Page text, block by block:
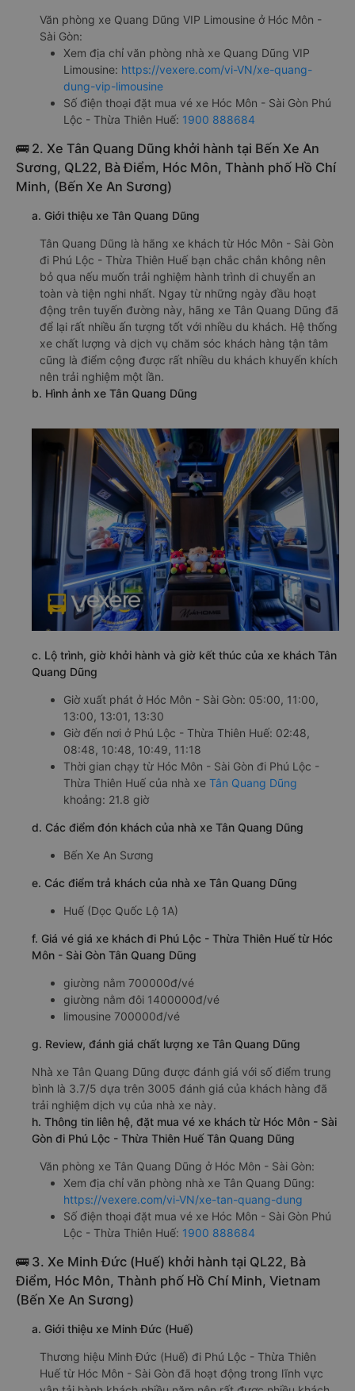
Văn phòng xe Quang Dũng VIP Limousine ở Hóc Môn -
Sài Gòn:
Xem địa chỉ văn phòng nhà xe Quang Dũng VIP
Limousine: https://vexere.com/vi-VN/xe-quang-
dung-vip-limousine
Số điện thoại đặt mua vé xe Hóc Môn - Sài Gòn Phú
Lộc - Thừa Thiên Huế: 1900 888684
🚌 2. Xe Tân Quang Dũng khởi hành tại Bến Xe An
Sương, QL22, Bà Điểm, Hóc Môn, Thành phố Hồ Chí
Minh, (Bến Xe An Sương)
a. Giới thiệu xe Tân Quang Dũng
Tân Quang Dũng là hãng xe khách từ Hóc Môn - Sài Gòn
đi Phú Lộc - Thừa Thiên Huế bạn chắc chắn không nên
bỏ qua nếu muốn trải nghiệm hành trình di chuyển an
toàn và tiện nghi nhất. Ngay từ những ngày đầu hoạt
động trên tuyến đường này, hãng xe Tân Quang Dũng đã
để lại rất nhiều ấn tượng tốt với nhiều du khách. Hệ thống
xe chất lượng và dịch vụ chăm sóc khách hàng tận tâm
cũng là điểm cộng được rất nhiều du khách khuyến khích
nên trải nghiệm một lần.
b. Hình ảnh xe Tân Quang Dũng
c. Lộ trình, giờ khởi hành và giờ kết thúc của xe khách Tân
Quang Dũng
Giờ xuất phát ở Hóc Môn - Sài Gòn: 05:00, 11:00,
13:00, 13:01, 13:30
Giờ đến nơi ở Phú Lộc - Thừa Thiên Huế: 02:48,
08:48, 10:48, 10:49, 11:18
Thời gian chạy từ Hóc Môn - Sài Gòn đi Phú Lộc -
Thừa Thiên Huế của nhà xe Tân Quang Dũng
khoảng: 21.8 giờ
d. Các điểm đón khách của nhà xe Tân Quang Dũng
Bến Xe An Sương
e. Các điểm trả khách của nhà xe Tân Quang Dũng
Huế (Dọc Quốc Lộ 1A)
f. Giá vé giá xe khách đi Phú Lộc - Thừa Thiên Huế từ Hóc
Môn - Sài Gòn Tân Quang Dũng
giường nằm 700000đ/vé
giường nằm đôi 1400000đ/vé
limousine 700000đ/vé
g. Review, đánh giá chất lượng xe Tân Quang Dũng
Nhà xe Tân Quang Dũng được đánh giá với số điểm trung
bình là 3.7/5 dựa trên 3005 đánh giá của khách hàng đã
trải nghiệm dịch vụ của nhà xe này.
h. Thông tin liên hệ, đặt mua vé xe khách từ Hóc Môn - Sài
Gòn đi Phú Lộc - Thừa Thiên Huế Tân Quang Dũng
Văn phòng xe Tân Quang Dũng ở Hóc Môn - Sài Gòn:
Xem địa chỉ văn phòng nhà xe Tân Quang Dũng:
https://vexere.com/vi-VN/xe-tan-quang-dung
Số điện thoại đặt mua vé xe Hóc Môn - Sài Gòn Phú
Lộc - Thừa Thiên Huế: 1900 888684
🚌 3. Xe Minh Đức (Huế) khởi hành tại QL22, Bà
Điểm, Hóc Môn, Thành phố Hồ Chí Minh, Vietnam
(Bến Xe An Sương)
a. Giới thiệu xe Minh Đức (Huế)
Thương hiệu Minh Đức (Huế) đi Phú Lộc - Thừa Thiên
Huế từ Hóc Môn - Sài Gòn đã hoạt động trong lĩnh vực